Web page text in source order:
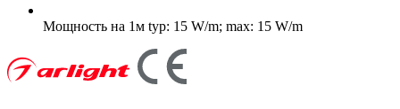
Мощность на 1м typ: 15 W/m; max: 15 W/m